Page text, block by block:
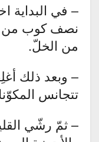
– في البداية
نصف كوب من
من الخلّ.
– وبعد ذلك
تتجانس
– ثمّ رشّي